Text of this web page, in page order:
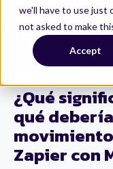
we'll have to use just
not asked to make
Accept
¿Qué
qué
Zapier con